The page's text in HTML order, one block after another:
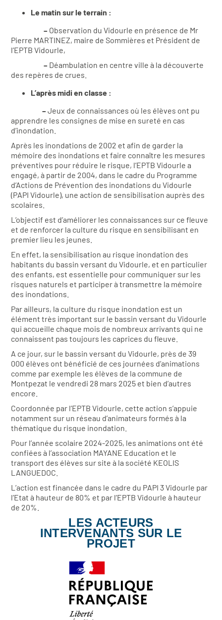
Le matin sur le terrain :
– Observation du Vidourle en présence de Mr
Pierre MARTINEZ, maire de Sommières et Président de
l’EPTB Vidourle,
– Déambulation en centre ville à la découverte
des repères de crues.
L’après midi en classe :
–Jeux de connaissances où les élèves ont pu
apprendre les consignes de mise en sureté en cas
d’inondation.
Après les inondations de 2002 et afin de garder la
mémoire des inondations et faire connaître les mesures
préventives pour réduire le risque, l’EPTB Vidourle a
engagé, à partir de 2004, dans le cadre du Programme
d’Actions de Prévention des inondations du Vidourle
(PAPI Vidourle), une action de sensibilisation auprès des
scolaires.
L’objectif est d’améliorer les connaissances sur ce fleuve
et de renforcer la culture du risque en sensibilisant en
premier lieu les jeunes.
En effet, la sensibilisation au risque inondation des
habitants du bassin versant du Vidourle, et en particulier
des enfants, est essentielle pour communiquer sur les
risques naturels et participer à transmettre la mémoire
des inondations.
Par ailleurs, la culture du risque inondation est un
élément très important sur le bassin versant du Vidourle
qui accueille chaque mois de nombreux arrivants qui ne
connaissent pas toujours les caprices du fleuve.
A ce jour, sur le bassin versant du Vidourle, près de 39
000 élèves ont bénéficié de ces journées d’animations
comme par exemple les élèves de la commune de
Montpezat le vendredi 28 mars 2025 et bien d’autres
encore.
Coordonnée par l’EPTB Vidourle, cette action s’appuie
notamment sur un réseau d’animateurs formés à la
thématique du risque inondation.
Pour l’année scolaire 2024-2025, les animations ont été
confiées à l’association MAYANE Education et le
transport des élèves sur site à la société KEOLIS
LANGUEDOC.
L’action est financée dans le cadre du PAPI 3 Vidourle par
l’Etat à hauteur de 80% et par l’EPTB Vidourle à hauteur
de 20%.
LES ACTEURS
INTERVENANTS SUR LE
PROJET